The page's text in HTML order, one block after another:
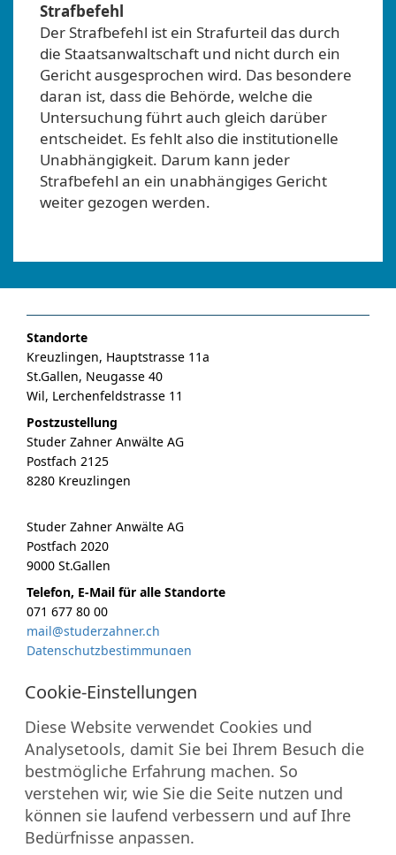
Strafbefehl
Der Strafbefehl ist ein Strafurteil das durch
die Staatsanwaltschaft und nicht durch ein
Gericht ausgesprochen wird. Das besondere
daran ist, dass die Behörde, welche die
Untersuchung führt auch gleich darüber
entscheidet. Es fehlt also die institutionelle
Unabhängigkeit. Darum kann jeder
Strafbefehl an ein unabhängiges Gericht
weiter gezogen werden.
Standorte
Kreuzlingen, Hauptstrasse 11a
St.Gallen, Neugasse 40
Wil, Lerchenfeldstrasse 11
Postzustellung
Studer Zahner Anwälte AG
Postfach 2125
8280 Kreuzlingen
Studer Zahner Anwälte AG
Postfach 2020
9000 St.Gallen
Telefon, E-Mail für alle Standorte
071 677 80 00
mail@studerzahner.ch
Datenschutzbestimmungen
MITGLIEDSCHAFTEN
Diese Website verwendet Cookies und
Analysetools, damit Sie bei Ihrem Besuch die
bestmögliche Erfahrung machen. So
verstehen wir, wie Sie die Seite nutzen und
können sie laufend verbessern und auf Ihre
Bedürfnisse anpassen.